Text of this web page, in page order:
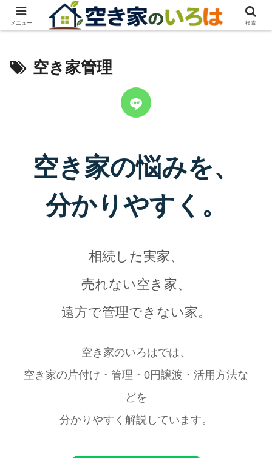
空き家管理
空き家の悩みを、
分かりやすく。
相続した実家、
売れない空き家、
遠方で管理できない家。
空き家のいろはでは、
空き家の片付け・管理・0円譲渡・活用方法な
どを
分かりやすく解説しています。
メニュー 検索